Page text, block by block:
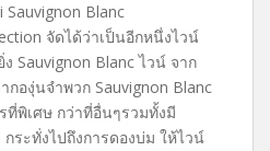
จัดได้ว่าเป็นอีกหนึ่งไวน์
Sauvignon Blanc ไวน์ จาก
กองุ่นจำพวก Sauvignon Blanc
พิเศษ กว่าที่อื่นๆรวมทั้งมี
ระทั่งไปถึงการดองบ่ม ให้ไวน์